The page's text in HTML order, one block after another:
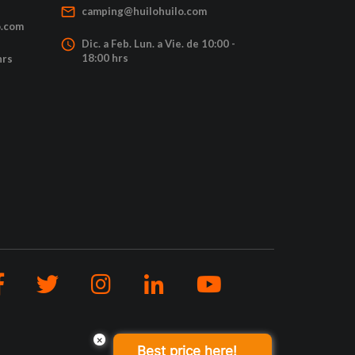
mail_outline camping@huilohuilo.com
access_time Dic. a Feb. Lun. a Vie. de 10:00 -
18:00 hrs
×
Best price here!